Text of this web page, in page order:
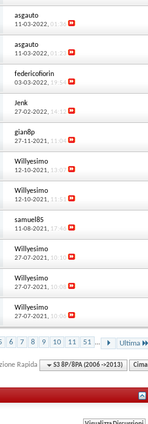
asgauto
11-03-2022, 01:36
asgauto
11-03-2022, 01:23
federicofiorin
03-03-2022, 19:54
Jenk
27-02-2022, 14:12
gian8p
27-11-2021, 11:04
Willyesimo
12-10-2021, 13:07
Willyesimo
12-10-2021, 11:51
samuel85
11-08-2021, 17:46
Willyesimo
27-07-2021, 10:10
Willyesimo
27-07-2021, 10:08
Willyesimo
27-07-2021, 10:06
6 7 8 9 10 11 51 ... Ultima
Rapida S3 8P/8PA (2006 ->2013) Cima